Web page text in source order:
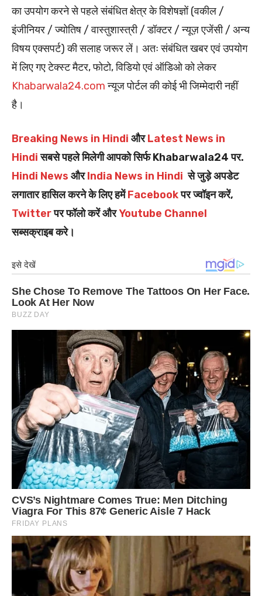
का उपयोग करने से पहले संबंधित क्षेत्र के विशेषज्ञों (वकील /
इंजीनियर / ज्योतिष / वास्तुशास्त्री / डॉक्टर / न्यूज़ एजेंसी / अन्य
विषय एक्सपर्ट) की सलाह जरूर लें। अतः संबंधित खबर एवं उपयोग
में लिए गए टेक्स्ट मैटर, फोटो, विडियो एवं ऑडिओ को लेकर
Khabarwala24.comन्यूज पोर्टल की कोई भी जिम्मेदारी नहीं
है।
Breaking News in Hindi औरLatest News in
Hindiसबसे पहले मिलेगी आपको सिर्फ Khabarwala24 पर.
Hindi News औरIndia News in Hindi से जुड़े अपडेट
लगातार हासिल करने के लिए हमेंFacebookपर ज्वॉइन करें,
Twitterपर फॉलो करें औरYoutube Channel
सब्सक्राइब करे।